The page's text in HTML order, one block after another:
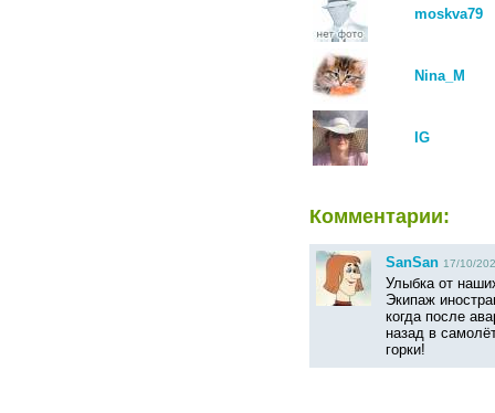
moskva79
Nina_M
IG
Комментарии:
SanSan 17/10/
Улыбка от
Экипаж
когда после
назад в
горки!